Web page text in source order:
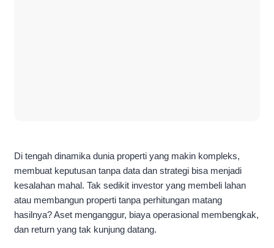
Di tengah dinamika dunia properti yang makin kompleks,
membuat keputusan tanpa data dan strategi bisa menjadi
kesalahan mahal. Tak sedikit investor yang membeli lahan
atau membangun properti tanpa perhitungan matang
hasilnya? Aset menganggur, biaya operasional membengkak,
dan return yang tak kunjung datang.